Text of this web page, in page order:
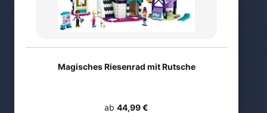
Magisches Riesenrad mit Rutsche
ab 44,99 €